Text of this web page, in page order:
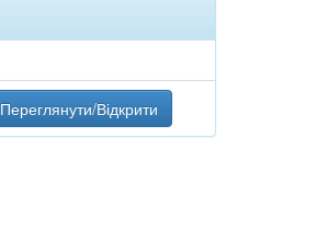
Переглянути/Відкрити